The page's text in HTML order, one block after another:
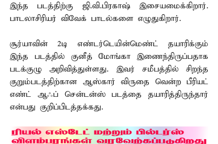
இந்த படத்திற்கு ஜி.வி.பிரகாஷ் இசையமைக்கிறார்.
பாடலாசிரியர் விவேக் பாடல்களை எழுதுகிறார்.
சூர்யாவின் 2டி எண்டர்டெயின்மெண்ட் தயாரிக்கும்
இந்த படத்தில் குனீத் மோங்கா இணைந்திருப்பதாக
படக்குழு அறிவித்துள்ளது. இவர் சமீபத்தில் சிறந்த
குறும்படத்திற்கான ஆஸ்கார் விருதை வென்ற பீரியட்
எண்ட் ஆஃப் சென்டன்ஸ் படத்தை தயாரித்திருந்தார்
என்பது குறிப்பிடத்தக்கது.